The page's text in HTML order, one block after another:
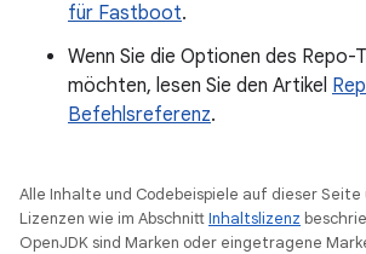
für Fastboot.
Wenn Sie die Optionen des Repo-
möchten, lesen Sie den Artikel
Befehlsreferenz.
Alle Inhalte und Codebeispiele auf dieser
Lizenzen wie im AbschnittInhaltslizenz
OpenJDK sind Marken oder eingetragene